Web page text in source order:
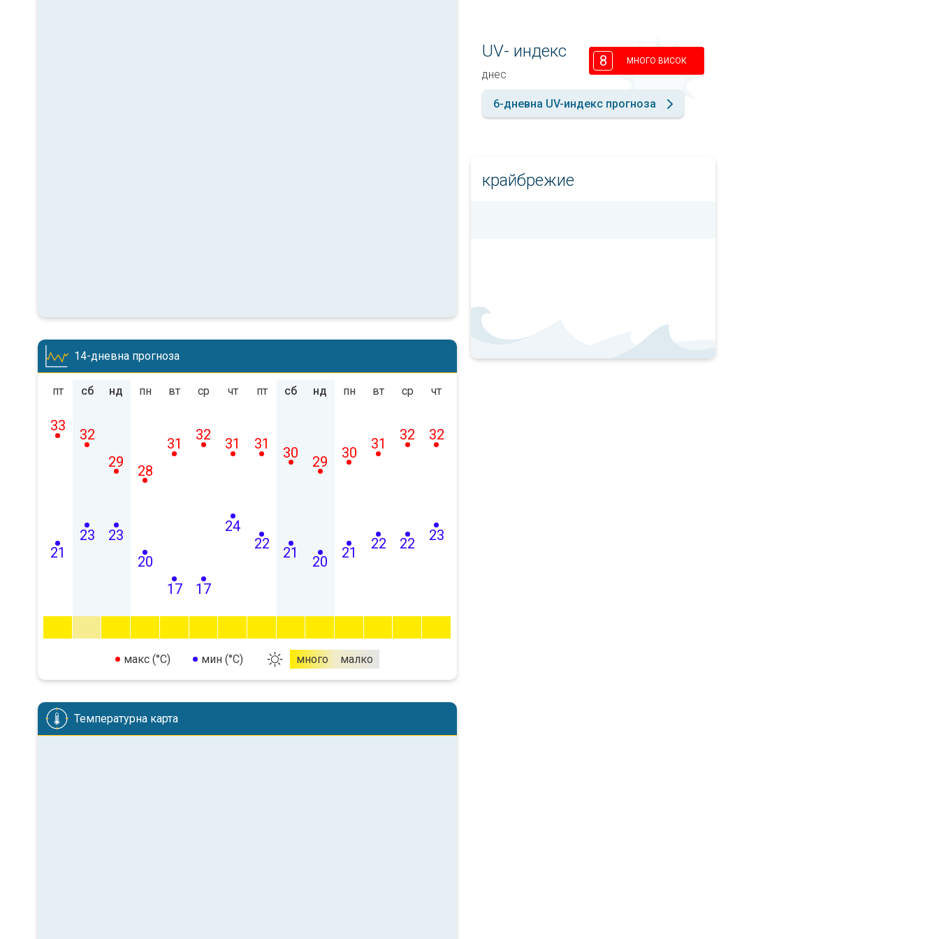
14-дневна прогноза
пт
21
33
сб
23
32
нд
23
29
пн
20
28
вт
17
31
ср
17
32
чт
24
31
пт
22
31
сб
21
30
нд
20
29
пн
21
30
вт
22
31
ср
22
32
чт
23
32
макс (°C) мин (°C) много малко
Температурна карта
UV- индекс
днес
8 МНОГО ВИСОК
6-дневна UV-индекс прогноза
крайбрежие